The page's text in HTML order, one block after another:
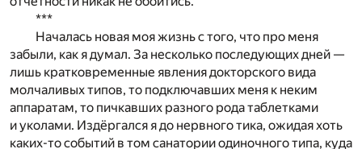
***
Началась новая моя жизнь с того, что про меня
забыли, как я думал. За несколько последующих дней —
лишь кратковременные явления докторского вида
молчаливых типов, то подключавших меня к неким
аппаратам, то пичкавших разного рода таблетками
и уколами. Издёргался я до нервного тика, ожидая хоть
каких-то событий в том санатории одиночного типа, куда